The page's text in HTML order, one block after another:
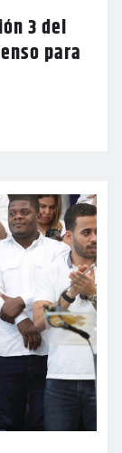
3 del
para